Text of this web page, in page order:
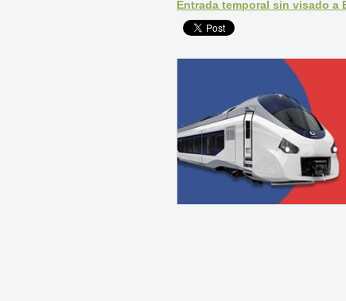
Entrada temporal sin visado a